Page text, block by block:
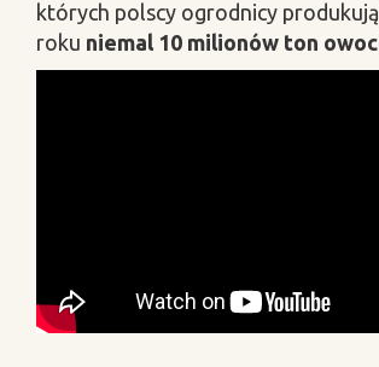
których polscy ogrodnicy
roku niemal 10 milionów ton